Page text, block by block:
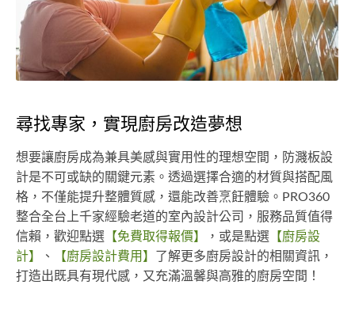
尋找專家，實現廚房改造夢想
想要讓廚房成為兼具美感與實用性的理想空間，防濺板設
計是不可或缺的關鍵元素。透過選擇合適的材質與搭配風
格，不僅能提升整體質感，還能改善烹飪體驗。PRO360
整合全台上千家經驗老道的室內設計公司，服務品質值得
信賴，歡迎點選 【免費取得報價】 ，或是點選 【廚房設
計】
、 【廚房設計費用】
了解更多廚房設計的相關資訊，
打造出既具有現代感，又充滿溫馨與高雅的廚房空間！